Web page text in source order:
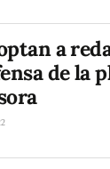
a
de la